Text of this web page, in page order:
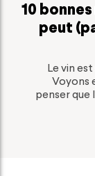
10
peut
Le vin
Voyons
penser que